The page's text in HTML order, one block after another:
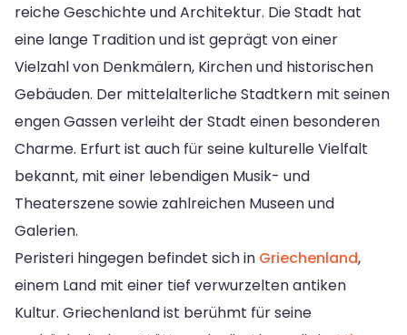
reiche Geschichte und Architektur. Die Stadt hat
eine lange Tradition und ist geprägt von einer
Vielzahl von Denkmälern, Kirchen und historischen
Gebäuden. Der mittelalterliche Stadtkern mit seinen
engen Gassen verleiht der Stadt einen besonderen
Charme. Erfurt ist auch für seine kulturelle Vielfalt
bekannt, mit einer lebendigen Musik- und
Theaterszene sowie zahlreichen Museen und
Galerien.
Peristeri hingegen befindet sich in Griechenland,
einem Land mit einer tief verwurzelten antiken
Kultur. Griechenland ist berühmt für seine